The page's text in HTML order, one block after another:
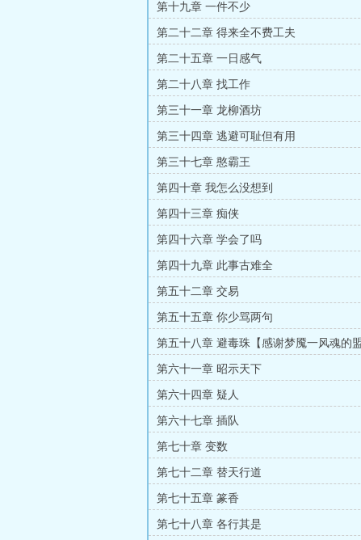
第十九章 一件不少
第二十二章 得来全不费工夫
第二十五章 一日感气
第二十八章 找工作
第三十一章 龙柳酒坊
第三十四章 逃避可耻但有用
第三十七章 憨霸王
第四十章 我怎么没想到
第四十三章 痴侠
第四十六章 学会了吗
第四十九章 此事古难全
第五十二章 交易
第五十五章 你少骂两句
第五十八章 避毒珠【感谢梦魇一风魂的盟
第六十一章 昭示天下
第六十四章 疑人
第六十七章 插队
第七十章 变数
第七十二章 替天行道
第七十五章 篆香
第七十八章 各行其是